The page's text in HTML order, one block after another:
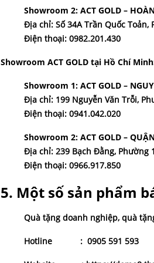
Showroom 2: ACT GOLD –
Địa chỉ: Số 34A Trần Quốc Toản,
Điện thoại: 0982.201.430
Showroom ACT GOLD tại Hồ Chí
Showroom 1: ACT GOLD –
Địa chỉ: 199 Nguyễn Văn Trỗi,
Điện thoại: 0941.042.020
Showroom 2: ACT GOLD –
Địa chỉ: 239 Bạch Đằng, Phường
Điện thoại: 0966.917.850
5. Một số sản phẩm
Quà tặng doanh nghiệp, quà
Hotline : 0905 591 593